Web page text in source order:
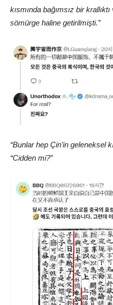
kısmında bağımsız bir
sömürge haline getirilmişti.”
“Bunlar hep Çin’in geleneksel
“Cidden mi?”